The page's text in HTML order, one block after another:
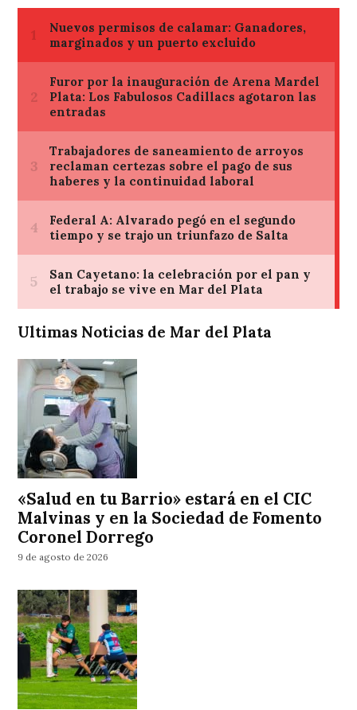
Ultimas Noticias de Mar del Plata
«Salud en tu Barrio» estará en el CIC
Malvinas y en la Sociedad de Fomento
Coronel Dorrego
9 de agosto de 2026